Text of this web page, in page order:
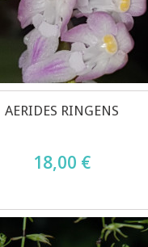
AERIDES RINGENS
18,00 €